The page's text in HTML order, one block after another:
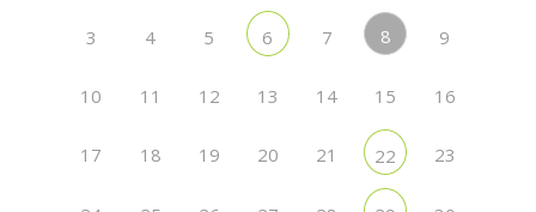
3 4 5 6 7 8 9
10 11 12 13 14 15 16
17 18 19 20 21 22 23